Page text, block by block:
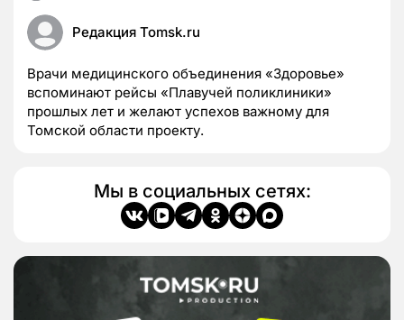
Редакция Tomsk.ru
Врачи медицинского объединения «Здоровье»
вспоминают рейсы «Плавучей поликлиники»
прошлых лет и желают успехов важному для
Томской области проекту.
Мы в социальных сетях: